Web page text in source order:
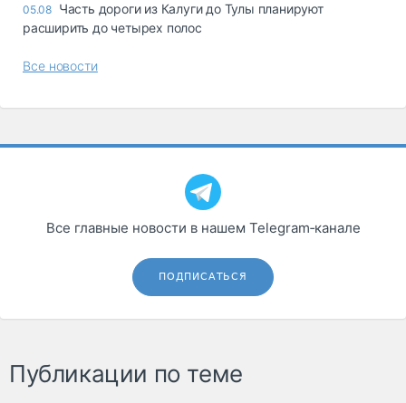
05.08 Часть дороги из Калуги до Тулы планируют
расширить до четырех полос
Все новости
Все главные новости в нашем Telegram‑канале
ПОДПИСАТЬСЯ
Публикации по теме